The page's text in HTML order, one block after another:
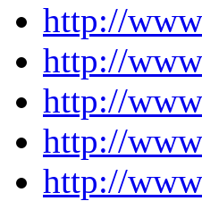
http://
http://
http://
http://
http://